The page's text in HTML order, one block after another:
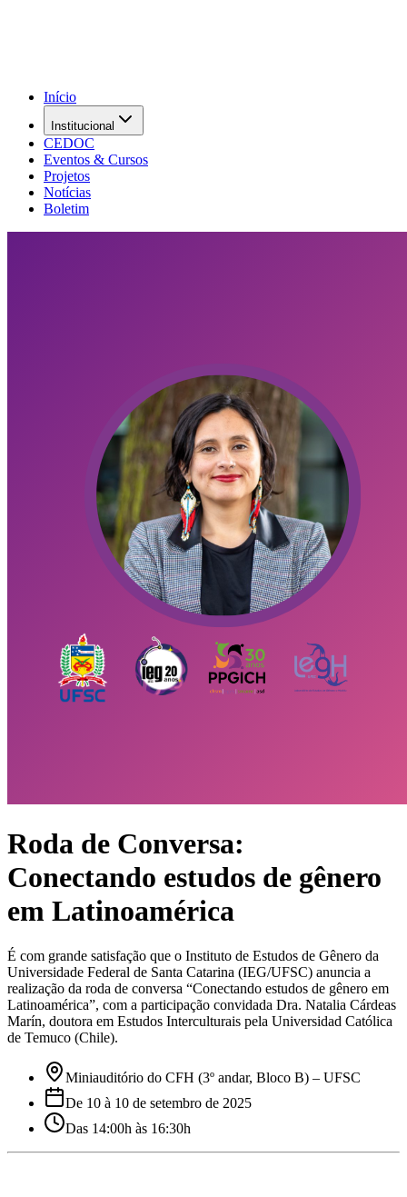
Início
Institucional
CEDOC
Eventos & Cursos
Projetos
Notícias
Boletim
Roda de Conversa:
Conectando estudos de gênero
em Latinoamérica
É com grande satisfação que o Instituto de Estudos de Gênero da
Universidade Federal de Santa Catarina (IEG/UFSC) anuncia a
realização da roda de conversa “Conectando estudos de gênero em
Latinoamérica”, com a participação convidada Dra. Natalia Cárdeas
Marín, doutora em Estudos Interculturais pela Universidad Católica
de Temuco (Chile).
Miniauditório do CFH (3º andar, Bloco B) – UFSC
De 10 à 10 de setembro de 2025
Das 14:00h às 16:30h